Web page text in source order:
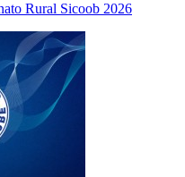
Rural Sicoob 2026